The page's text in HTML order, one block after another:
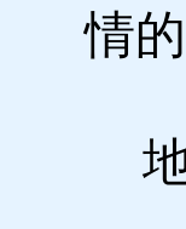
情
地